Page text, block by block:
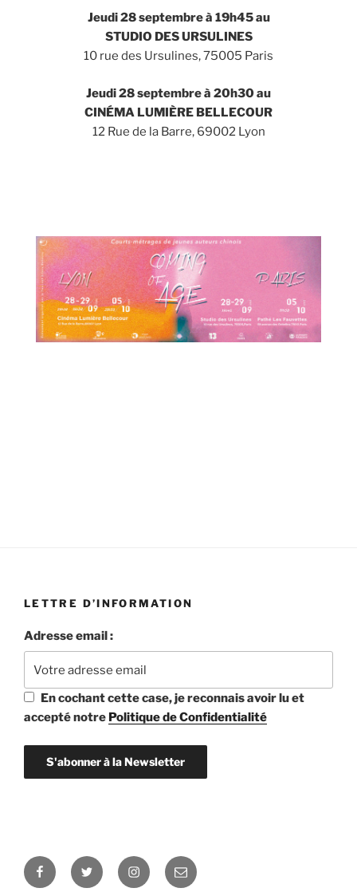
Jeudi 28 septembre à 19h45 au
STUDIO DES URSULINES
10 rue des Ursulines, 75005 Paris
Jeudi 28 septembre à 20h30 au
CINÉMA LUMIÈRE BELLECOUR
12 Rue de la Barre, 69002 Lyon
LETTRE D’INFORMATION
Adresse email :
En cochant cette case, je reconnais avoir lu et
accepté notre Politique de Confidentialité
FacebookTwitter Instagram
E-
mail